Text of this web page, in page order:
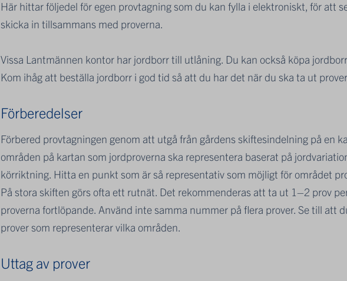
Här hittar följedel för egen provtagning som du kan fylla i elektroniskt, för att
skicka in tillsammans med proverna.
Vissa Lantmännen kontor har jordborr till utlåning. Du kan också köpa
Kom ihåg att beställa jordborr i god tid så att du har det när du ska ta ut
Förberedelser
Förbered provtagningen genom att utgå från gårdens skiftesindelning på en
områden på kartan som jordproverna ska representera baserat på
körriktning. Hitta en punkt som är så representativ som möjligt för området
På stora skiften görs ofta ett rutnät. Det rekommenderas att ta ut 1–2 prov
proverna fortlöpande. Använd inte samma nummer på flera prover. Se till att
prover som representerar vilka områden.
Uttag av prover